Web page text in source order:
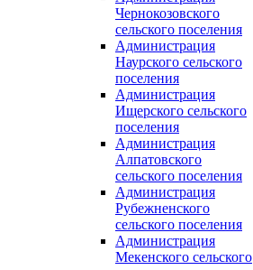
Чернокозовского
сельского поселения
Администрация
Наурского сельского
поселения
Администрация
Ищерского сельского
поселения
Администрация
Алпатовского
сельского поселения
Администрация
Рубежненского
сельского поселения
Администрация
Мекенского сельского